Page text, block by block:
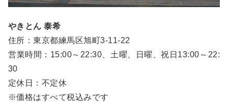
やきとん 泰希
住所：東京都練馬区旭町3-11-22
営業時間：15:00～22:30、土曜、日曜、祝日13:00～22:
30
定休日：不定休
※価格はすべて税込みです